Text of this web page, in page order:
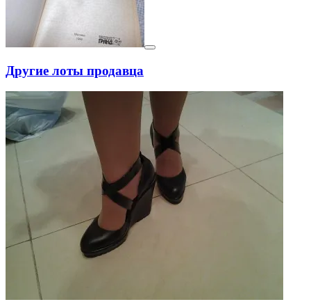
Другие лоты продавца